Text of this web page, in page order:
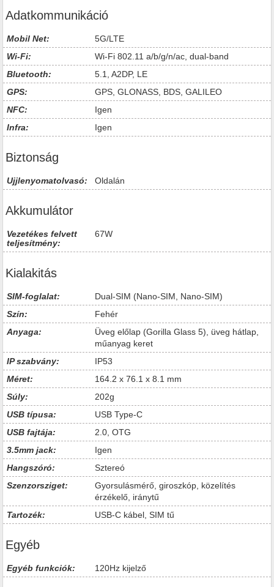
Adatkommunikáció
Mobil Net:
5G/LTE
Wi-Fi:
Wi-Fi 802.11 a/b/g/n/ac, dual-band
Bluetooth:
5.1, A2DP, LE
GPS:
GPS, GLONASS, BDS, GALILEO
NFC:
Igen
Infra:
Igen
Biztonság
Ujjlenyomatolvasó: Oldalán
Akkumulátor
Vezetékes felvett
teljesítmény:
67W
Kialakitás
SIM-foglalat:
Dual-SIM (Nano-SIM, Nano-SIM)
Szín:
Fehér
Anyaga:
Üveg előlap (Gorilla Glass 5), üveg hátlap,
műanyag keret
IP szabvány:
IP53
Méret:
164.2 x 76.1 x 8.1 mm
Súly:
202g
USB típusa:
USB Type-C
USB fajtája:
2.0, OTG
3.5mm jack:
Igen
Hangszóró:
Sztereó
Szenzorsziget:
Gyorsulásmérő, giroszkóp, közelítés
érzékelő, iránytű
Tartozék:
USB-C kábel, SIM tű
Egyéb
Egyéb funkciók: 120Hz kijelző